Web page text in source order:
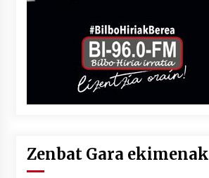
Zenbat Gara ekimenak